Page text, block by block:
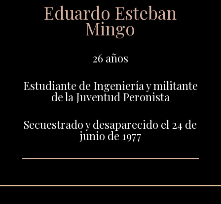
Eduardo Esteban
Mingo
26 años
Estudiante de Ingeniería y militante
de la Juventud Peronista
Secuestrado y desaparecido el 24 de
junio de 1977